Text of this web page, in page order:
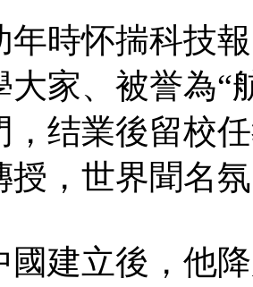
年時怀揣科技
大家、被誉為“
，结業後留校
授，世界聞名
國建立後，他